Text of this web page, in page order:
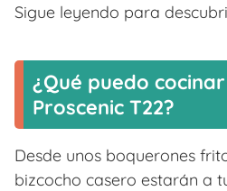
Sigue leyendo para
¿Qué puedo
Proscenic T22?
Desde unos boquerones
bizcocho casero estarán a